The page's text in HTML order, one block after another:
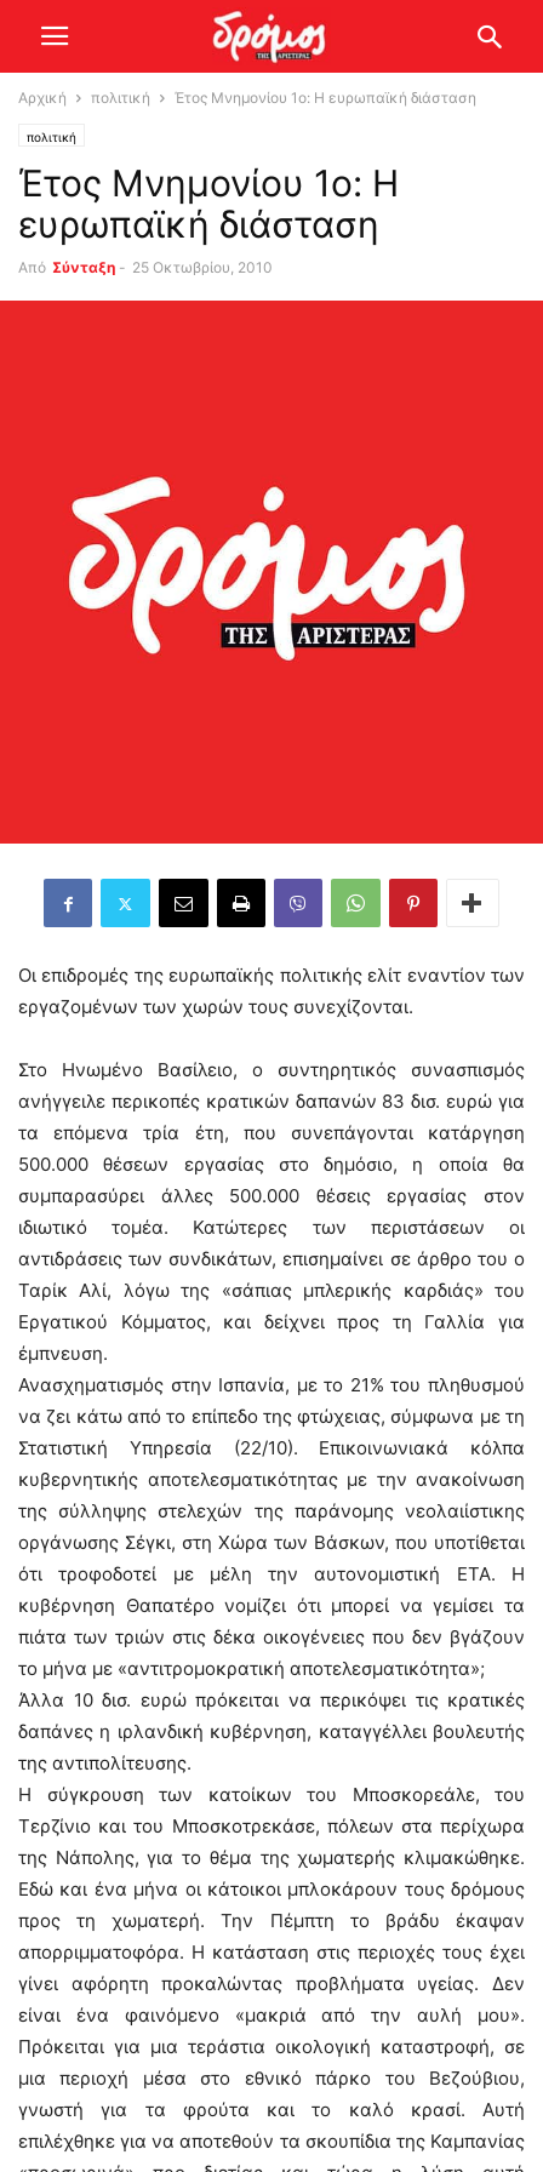
Αρχική πολιτική Έτος Μνημονίου 1ο: Η ευρωπαϊκή διάσταση
πολιτική
Έτος Μνημονίου 1ο: Η
ευρωπαϊκή διάσταση
Από Σύνταξη - 25 Οκτωβρίου, 2010
Οι επιδρομές της ευρωπαϊκής πολιτικής ελίτ εναντίον των
εργαζομένων των χωρών τους συνεχίζονται.
Στο Ηνωμένο Βασίλειο, ο συντηρητικός συνασπισμός
ανήγγειλε περικοπές κρατικών δαπανών 83 δισ. ευρώ για
τα επόμενα τρία έτη, που συνεπάγονται κατάργηση
500.000 θέσεων εργασίας στο δημόσιο, η οποία θα
συμπαρασύρει άλλες 500.000 θέσεις εργασίας στον
ιδιωτικό τομέα. Κατώτερες των περιστάσεων οι
αντιδράσεις των συνδικάτων, επισημαίνει σε άρθρο του ο
Ταρίκ Αλί, λόγω της «σάπιας μπλερικής καρδιάς» του
Εργατικού Κόμματος, και δείχνει προς τη Γαλλία για
έμπνευση.
Ανασχηματισμός στην Ισπανία, με το 21% του πληθυσμού
να ζει κάτω από το επίπεδο της φτώχειας, σύμφωνα με τη
Στατιστική Υπηρεσία (22/10). Επικοινωνιακά κόλπα
κυβερνητικής αποτελεσματικότητας με την ανακοίνωση
της σύλληψης στελεχών της παράνομης νεολαιίστικης
οργάνωσης Σέγκι, στη Χώρα των Βάσκων, που υποτίθεται
ότι τροφοδοτεί με μέλη την αυτονομιστική ΕΤΑ. Η
κυβέρνηση Θαπατέρο νομίζει ότι μπορεί να γεμίσει τα
πιάτα των τριών στις δέκα οικογένειες που δεν βγάζουν
το μήνα με «αντιτρομοκρατική αποτελεσματικότητα»;
Άλλα 10 δισ. ευρώ πρόκειται να περικόψει τις κρατικές
δαπάνες η ιρλανδική κυβέρνηση, καταγγέλλει βουλευτής
της αντιπολίτευσης.
Η σύγκρουση των κατοίκων του Μποσκορεάλε, του
Τερζίνιο και του Μποσκοτρεκάσε, πόλεων στα περίχωρα
της Νάπολης, για το θέμα της χωματερής κλιμακώθηκε.
Εδώ και ένα μήνα οι κάτοικοι μπλοκάρουν τους δρόμους
προς τη χωματερή. Την Πέμπτη το βράδυ έκαψαν
απορριμματοφόρα. Η κατάσταση στις περιοχές τους έχει
γίνει αφόρητη προκαλώντας προβλήματα υγείας. Δεν
είναι ένα φαινόμενο «μακριά από την αυλή μου».
Πρόκειται για μια τεράστια οικολογική καταστροφή, σε
μια περιοχή μέσα στο εθνικό πάρκο του Βεζούβιου,
γνωστή για τα φρούτα και το καλό κρασί. Αυτή
επιλέχθηκε για να αποτεθούν τα σκουπίδια της Καμπανίας